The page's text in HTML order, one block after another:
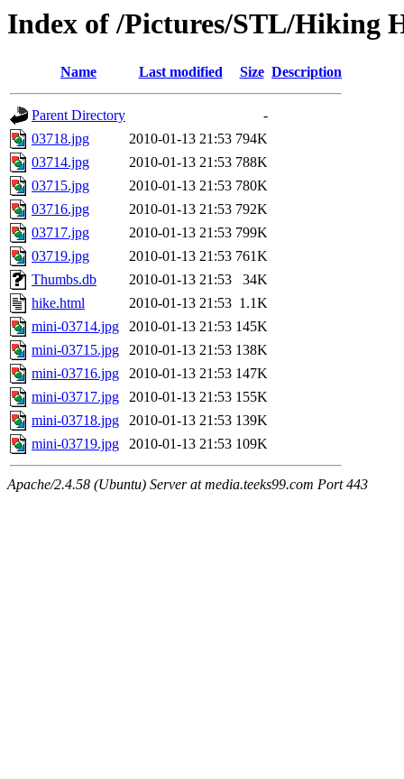
Index of /Pictures/STL/Hiking
Name Last modified Size Description
Parent Directory
-
03718.jpg
2010-01-13 21:53 794K
03714.jpg
2010-01-13 21:53 788K
03715.jpg
2010-01-13 21:53 780K
03716.jpg
2010-01-13 21:53 792K
03717.jpg
2010-01-13 21:53 799K
03719.jpg
2010-01-13 21:53 761K
Thumbs.db
2010-01-13 21:53
34K
hike.html
2010-01-13 21:53 1.1K
mini-03714.jpg
2010-01-13 21:53 145K
mini-03715.jpg
2010-01-13 21:53 138K
mini-03716.jpg
2010-01-13 21:53 147K
mini-03717.jpg
2010-01-13 21:53 155K
mini-03718.jpg
2010-01-13 21:53 139K
mini-03719.jpg
2010-01-13 21:53 109K
Apache/2.4.58 (Ubuntu) Server at media.teeks99.com Port 443